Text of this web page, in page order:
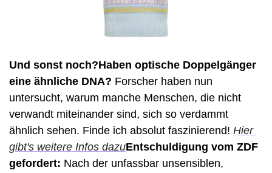
Und sonst noch?Haben optische Doppelgänger
eine ähnliche DNA? Forscher haben nun
untersucht, warum manche Menschen, die nicht
verwandt miteinander sind, sich so verdammt
ähnlich sehen. Finde ich absolut faszinierend! Hier
gibt's weitere Infos dazuEntschuldigung vom ZDF
gefordert: Nach der unfassbar unsensiblen,